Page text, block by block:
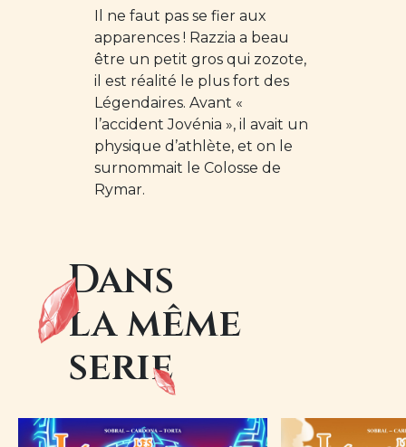
Il ne faut pas se fier aux
apparences ! Razzia a beau
être un petit gros qui zozote,
il est réalité le plus fort des
Légendaires. Avant «
l’accident Jovénia », il avait un
physique d’athlète, et on le
surnommait le Colosse de
Rymar.
Dans
la même
serie
Image Image